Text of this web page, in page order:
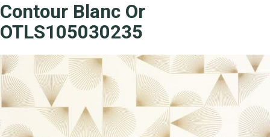
Contour Blanc Or
OTLS105030235